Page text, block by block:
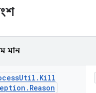
মান
Util . Kill
. Reason